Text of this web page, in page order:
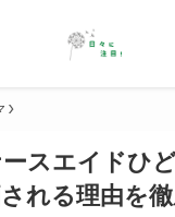
スエイドひ
れる理由を徹